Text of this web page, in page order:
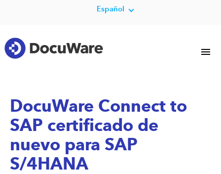
Español
DocuWare Connect to
SAP certificado de
nuevo para SAP
S/4HANA